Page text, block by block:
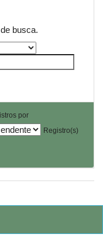
busca.
por
Registro(s)